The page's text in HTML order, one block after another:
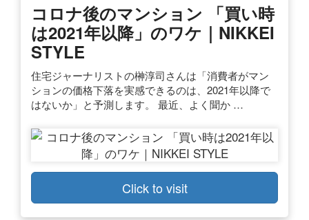
コロナ後のマンション 「買い時
は2021年以降」のワケ｜NIKKEI
STYLE
住宅ジャーナリストの榊淳司さんは「消費者がマン
ションの価格下落を実感できるのは、2021年以降で
はないか」と予測します。 最近、よく聞か …
Click to visit